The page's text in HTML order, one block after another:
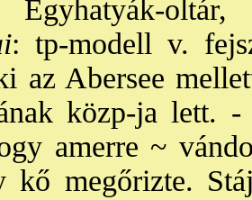
Egyhatyák-
: tp-modell v.
az Abersee
közp-ja lett.
amerre ~
kő megőrizte.